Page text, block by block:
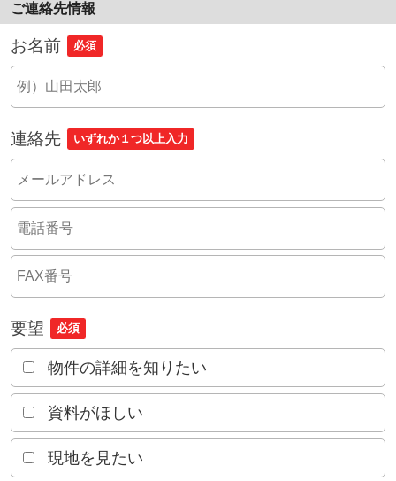
ご連絡先情報
お名前 必須
連絡先 いずれか１つ以上入力
要望 必須
物件の詳細を知りたい
資料がほしい
現地を見たい